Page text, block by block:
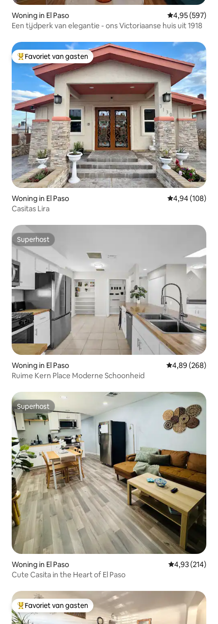
Woning in El Paso Gemiddelde
4,95 (597)
Een tijdperk van elegantie - ons Victoriaanse huis uit 1918
Topfavoriet van gasten
Favoriet van gasten
Woning in El Paso Gemiddelde
4,94 (108)
Casitas Lira
Superhost
Superhost
Woning in El Paso Gemiddelde
4,89 (268)
Ruime Kern Place Moderne Schoonheid
Superhost
Superhost
Woning in El Paso Gemiddelde
4,93 (214)
Cute Casita in the Heart of El Paso
Topfavoriet van gasten
Favoriet van gasten